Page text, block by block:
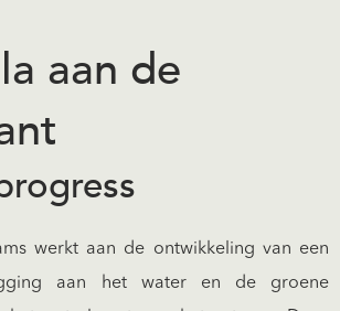
aan de
werkt aan de ontwikkeling van een
aan het water en de groene